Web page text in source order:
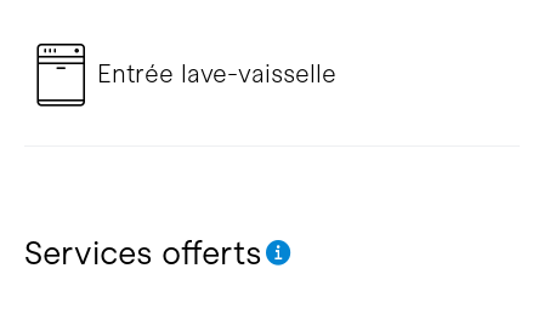
Entrée lave-vaisselle
Services offerts